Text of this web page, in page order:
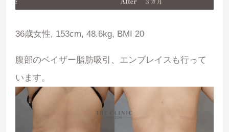
36歳女性, 153cm, 48.6kg, BMI 20
腹部のベイザー脂肪吸引、エンブレイスも行って
います。